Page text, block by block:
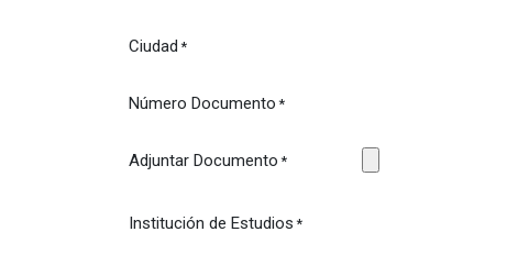
Ciudad *
Número Documento *
Adjuntar Documento *
Institución de Estudios *